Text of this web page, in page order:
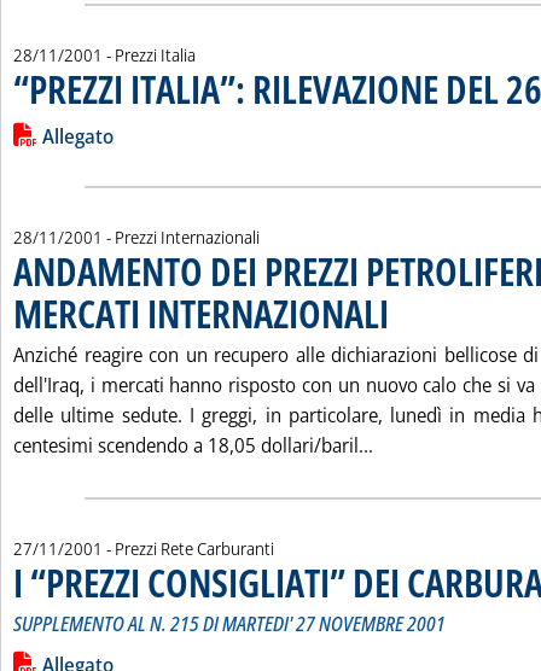
28/11/2001 - Prezzi Italia
“PREZZI ITALIA”: RILEVAZIONE DEL
Leggi tutta la notizia: '“PREZZI ITALIA”: RILEVAZIONE DEL 26
Lista allegati PDF alla notizia
Allegato
28/11/2001 - Prezzi Internazionali
ANDAMENTO DEI PREZZI
MERCATI INTERNAZIONALI
Anziché reagire con un recupero alle dichiarazioni bellicose
dell'Iraq, i mercati hanno risposto con un nuovo calo che si
delle ultime sedute. I greggi, in particolare, lunedì in media
centesimi scendendo a 18,05 dollari/baril...
27/11/2001 - Prezzi Rete Carburanti
I “PREZZI CONSIGLIATI” DEI
SUPPLEMENTO AL N. 215 DI MARTEDI' 27 NOVEMBRE 2001
Leggi tutta la notizia: 'I “PREZZI CONSIGLIATI” DEI
Allegato